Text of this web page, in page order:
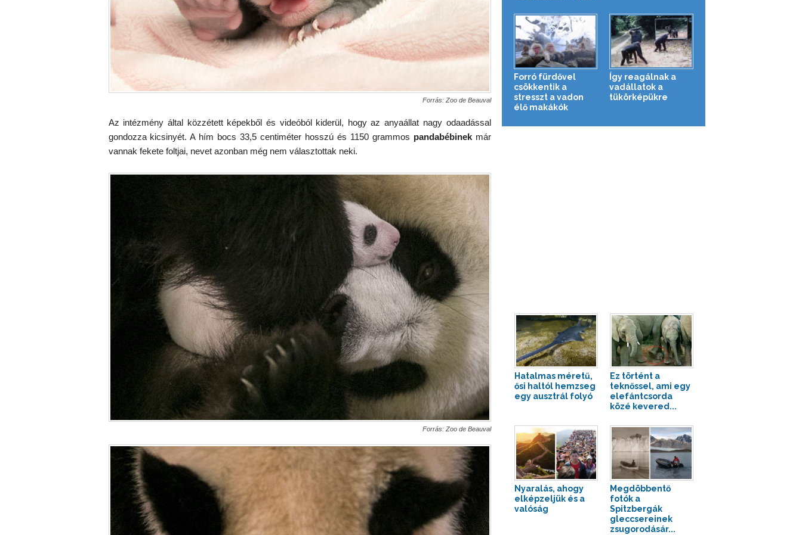
Forrás: Zoo de Beauval
Az intézmény által közzétett képekből és videóból kiderül, hogy az anyaállat nagy odaadással
gondozza kicsinyét. A hím bocs 33,5 centiméter hosszú és 1150 grammos pandabébinekmár
vannak fekete foltjai, nevet azonban még nem választottak neki.
Forrás: Zoo de Beauval
Forró fürdővel
csökkentik a
stresszt a vadon
élő makákók
Így reagálnak a
vadállatok a
tükörképükre
Hatalmas méretű,
ősi haltól hemzseg
egy ausztrál folyó
Ez történt a
teknőssel, ami egy
elefántcsorda
közé kevered...
Nyaralás, ahogy
elképzeljük és a
valóság
Megdöbbentő
fotók a
Spitzbergák
gleccsereinek
zsugorodásár...